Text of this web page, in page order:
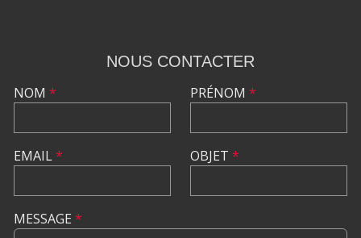
NOUS CONTACTER
NOM *
EMAIL*
PRÉNOM *
OBJET *
MESSAGE *